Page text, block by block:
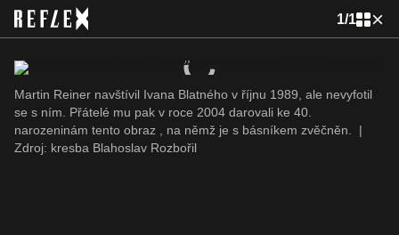
1/1
Martin Reiner navštívil Ivana Blatného v říjnu 1989, ale nevyfotil
se s ním. Přátelé mu pak v roce 2004 darovali ke 40.
narozeninám tento obraz , na němž je s básníkem zvěčněn.
|
Zdroj: kresba Blahoslav Rozbořil